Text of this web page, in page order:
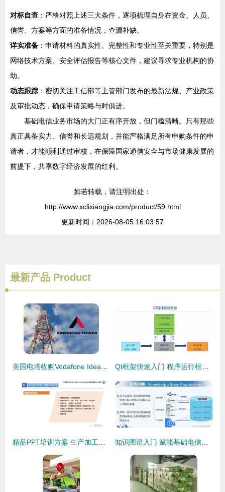
对标自查 ：严格对照上述三大条件，逐项梳理自身在资金、人员、
信誉、方案等方面的准备情况，查漏补缺。
详实准备 ：申请材料的真实性、完整性和专业性至关重要，特别是
网络技术方案、安全评估报告等核心文件，建议寻求专业机构的协
助。
动态跟踪 ：密切关注工信部等主管部门发布的最新法规、产业政策
及审批动态，确保申请策略与时俱进。
基础电信业务市场的大门正有序开放，但门槛清晰。只有那些
真正具备实力、信誉和长远规划，并能严格满足所有申购条件的申
请者，才能顺利通过审核，在保障国家通信安全与市场健康发展的
前提下，共享数字经济发展的红利。
如若转载，请注明出处：
http://www.xclixiangjia.com/product/59.html
更新时间：2026-08-05 16:03:57
最新产品 Product